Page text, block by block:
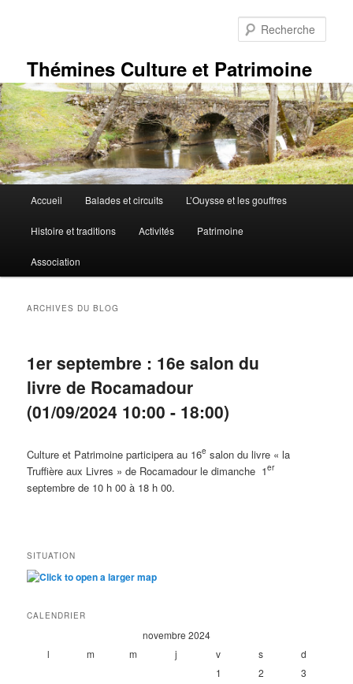
Thémines Culture et Patrimoine
principal
Accueil Balades et circuits L’Ouysse et les gouffres
Histoire et traditions Activités Patrimoine
Association
ARCHIVES DU BLOG
1er septembre : 16e salon du
livre de Rocamadour
(01/09/2024 10:00 - 18:00)
Culture et Patrimoine participera au 16e salon du livre « la
Truffière aux Livres » de Rocamadour le dimanche 1er
septembre de 10 h 00 à 18 h 00.
SITUATION
CALENDRIER
novembre 2024
l
m m j v s
d
1
2
3